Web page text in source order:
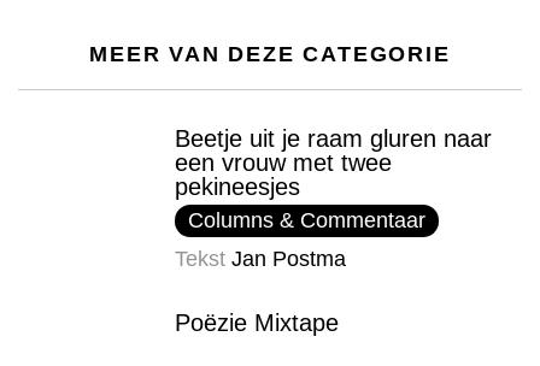
MEER VAN DEZE CATEGORIE
Beetje uit je raam gluren naar
een vrouw met twee
pekineesjes
Columns & Commentaar
Tekst Jan Postma
Poëzie Mixtape